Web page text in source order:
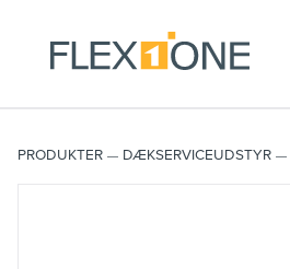
PRODUKTER DÆKSERVICEUDSTYR